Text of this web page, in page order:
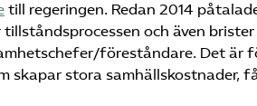
till regeringen. Redan 2014
och även
föreståndare. Det är
skapar stora samhällskostnader,